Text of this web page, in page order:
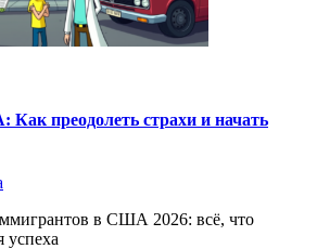
преодолеть страхи и начать